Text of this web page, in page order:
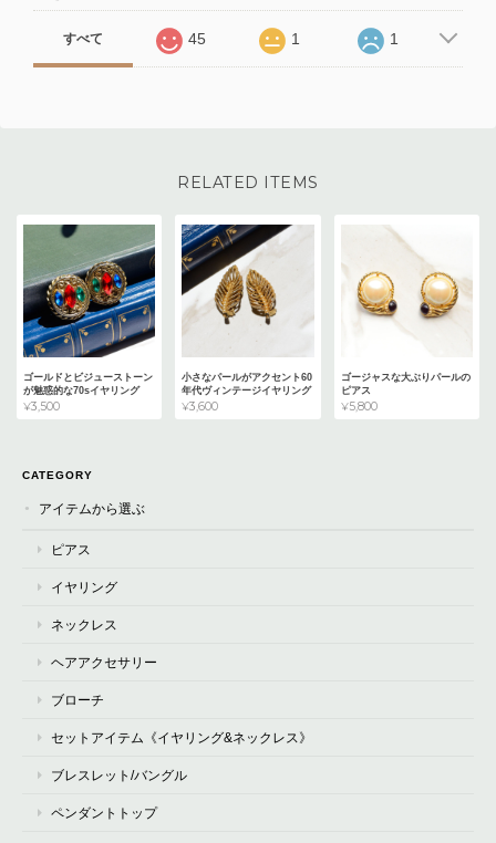
すべて 45 1 1
RELATED ITEMS
ゴールドとビジューストーン
が魅惑的な70sイヤリング
¥3,500
小さなパールがアクセント60
年代ヴィンテージイヤリング
¥3,600
ゴージャスな大ぶりパールの
ピアス
¥5,800
CATEGORY
アイテムから選ぶ
ピアス
イヤリング
ネックレス
ヘアアクセサリー
ブローチ
セットアイテム《イヤリング&ネックレス》
ブレスレット/バングル
ペンダントトップ